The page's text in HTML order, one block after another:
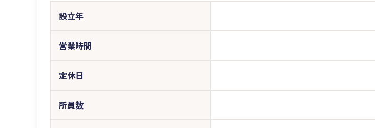
設立年
営業時間
定休日
所員数